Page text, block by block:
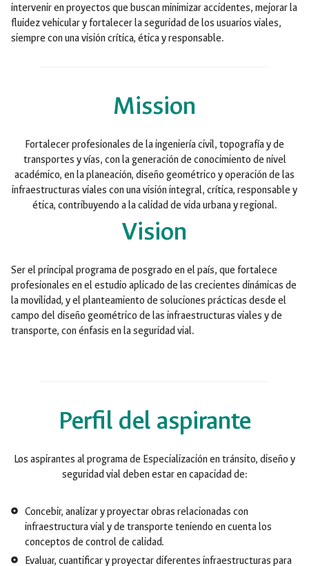
intervenir en proyectos que buscan minimizar accidentes, mejorar la
fluidez vehicular y fortalecer la seguridad de los usuarios viales,
siempre con una visión crítica, ética y responsable.
Mission
Fortalecer profesionales de la ingeniería civil, topografía y de
transportes y vías, con la generación de conocimiento de nivel
académico, en la planeación, diseño geométrico y operación de las
infraestructuras viales con una visión integral, crítica, responsable y
ética, contribuyendo a la calidad de vida urbana y regional.
Vision
Ser el principal programa de posgrado en el país, que fortalece
profesionales en el estudio aplicado de las crecientes dinámicas de
la movilidad, y el planteamiento de soluciones prácticas desde el
campo del diseño geométrico de las infraestructuras viales y de
transporte, con énfasis en la seguridad vial.
Perfil del aspirante
Los aspirantes al programa de Especialización en tránsito, diseño y
seguridad vial deben estar en capacidad de:
Concebir, analizar y proyectar obras relacionadas con
infraestructura vial y de transporte teniendo en cuenta los
conceptos de control de calidad.
Evaluar, cuantificar y proyectar diferentes infraestructuras para